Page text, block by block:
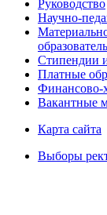
Руководство
Научно-
Стипендии
Платные
Финансово-
Вакантные
Карта сайта
Выборы